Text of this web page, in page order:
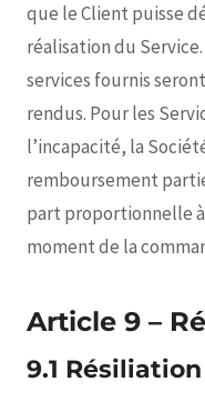
que le Client puisse
réalisation du
services fournis
rendus. Pour les
l’incapacité, la
remboursement
part proportionnelle
moment de la
Article 9 –
9.1